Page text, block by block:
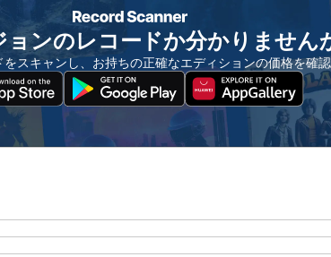
ョンのレコードか分かりません
スキャンし、お持ちの正確なエディションの価格を確